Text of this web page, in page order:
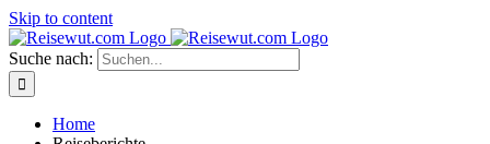
Skip to content
Suche nach:
Home